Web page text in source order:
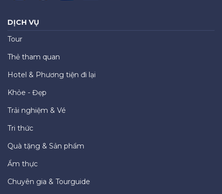
DỊCH VỤ
Tour
Thẻ tham quan
Hotel & Phương tiện đi lại
Khỏe - Đẹp
Trải nghiệm & Vé
Tri thức
Quà tặng & Sản phẩm
Ẩm thực
Chuyên gia & Tourguide